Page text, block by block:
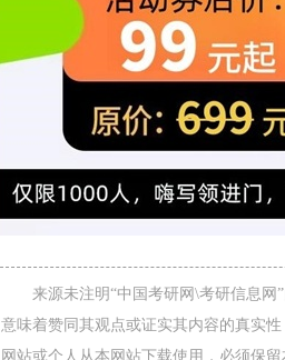
来源未注明“中国考研网\考研信息
意味着赞同其观点或证实其内容的真实
网站或个人从本网站下载使用，必须保